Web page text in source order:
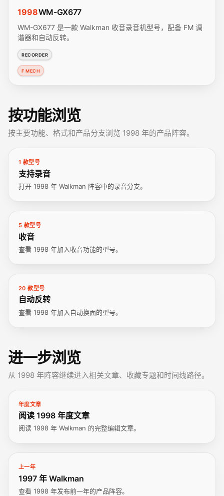
1998WM-GX677
WM-GX677 是一款 Walkman 收音录音机型号，配备 FM 调
谐器和自动反转。
RECORDER
F MECH
按功能浏览
按主要功能、格式和产品分支浏览 1998 年的产品阵容。
1 款型号
支持录音
打开 1998 年 Walkman 阵容中的录音分支。
5 款型号
收音
查看 1998 年加入收音功能的型号。
20 款型号
自动反转
查看 1998 年加入自动换面的型号。
进一步浏览
从 1998 年阵容继续进入相关文章、收藏专题和时间线路径。
年度文章
阅读 1998 年度文章
阅读 1998 年 Walkman 的完整编辑文章。
上一年
1997 年 Walkman
查看 1998 年发布前一年的产品阵容。